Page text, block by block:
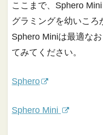
ここまで、Sphero
グラミングを幼いころ
Sphero Miniは最適な
てみてください。
Sphero
Sphero Mini